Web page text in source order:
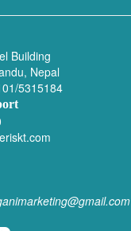
Building
Nepal
5315184